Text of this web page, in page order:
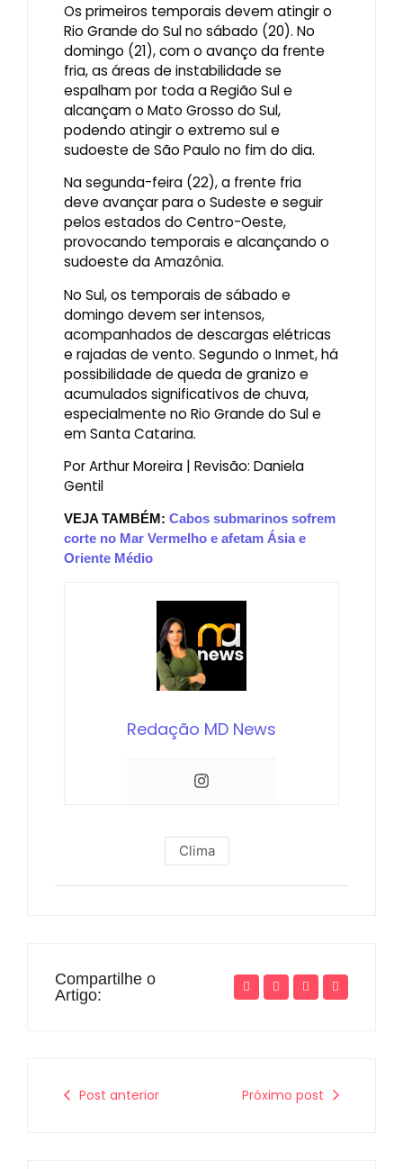
Os primeiros temporais devem atingir o
Rio Grande do Sul no sábado (20). No
domingo (21), com o avanço da frente
fria, as áreas de instabilidade se
espalham por toda a Região Sul e
alcançam o Mato Grosso do Sul,
podendo atingir o extremo sul e
sudoeste de São Paulo no fim do dia.
Na segunda-feira (22), a frente fria
deve avançar para o Sudeste e seguir
pelos estados do Centro-Oeste,
provocando temporais e alcançando o
sudoeste da Amazônia.
No Sul, os temporais de sábado e
domingo devem ser intensos,
acompanhados de descargas elétricas
e rajadas de vento. Segundo o Inmet, há
possibilidade de queda de granizo e
acumulados significativos de chuva,
especialmente no Rio Grande do Sul e
em Santa Catarina.
Por Arthur Moreira | Revisão: Daniela
Gentil
VEJA TAMBÉM: Cabos submarinos sofrem
corte no Mar Vermelho e afetam Ásia e
Oriente Médio
Redação MD News
Clima
Compartilhe o
Artigo:
Post anterior Próximo post